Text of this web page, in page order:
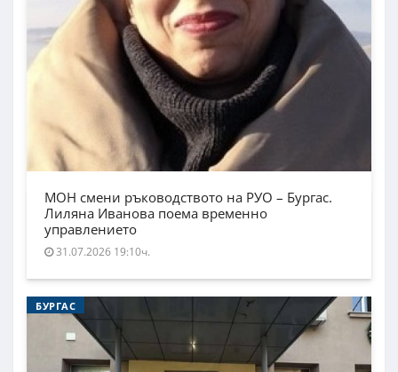
МОН смени ръководството на РУО – Бургас.
Лиляна Иванова поема временно
управлението
31.07.2026 19:10ч.
БУРГАС